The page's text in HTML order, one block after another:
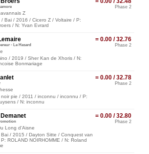
Phase 2
Z
/ Bai / 2016 / Cicero Z / Voltaire / P:
/ N: Yvan Evrard
= 0.00 / 32.76
Phase 2
- Le Hasard
/ 2019 / Sher Kan de Xhoris / N:
Bonmariage
= 0.00 / 32.78
Phase 2
noir pie / 2011 / inconnu / inconnu / P:
/ N: inconnu
= 0.00 / 32.80
Phase 2
Long d'Aisne
/ 2015 / Dayton Sitte / Conquest van
ROLAND NOIRHOMME / N: Roland